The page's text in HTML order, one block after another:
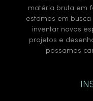
matéria bruta em
estamos em
inventar novos
projetos e
possamos